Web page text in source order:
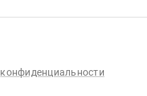
конфиденциальности